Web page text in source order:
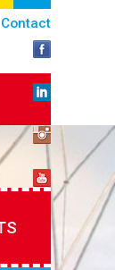
Contact